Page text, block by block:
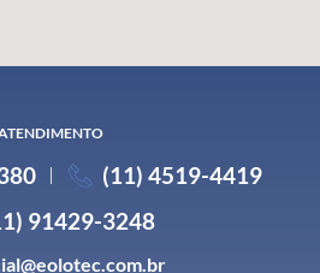
(11) 4519-4419
91429-3248